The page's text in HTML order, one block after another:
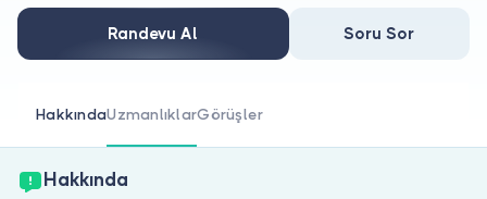
Doktor musunuz?
Randevu Al Soru Sor
HakkındaUzmanlıklarGörüşler
Hakkında